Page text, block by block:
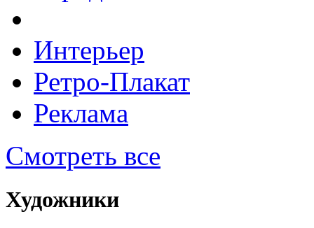
Интерьер
Ретро-Плакат
Реклама
Смотреть все
Художники